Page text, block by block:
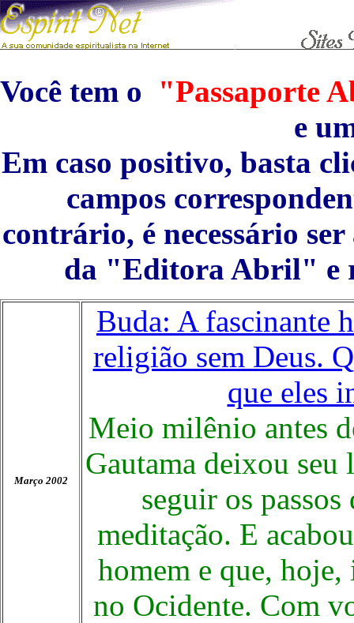
Você tem o "Passaporte
e
Em caso positivo, basta
campos
contrário, é necessário
da "Editora Abril" e
Março 2002
Buda: A fascinante
religião sem Deus.
que eles
Meio milênio antes
Gautama deixou
seguir os
meditação. E
homem e que, hoje,
no Ocidente. Com